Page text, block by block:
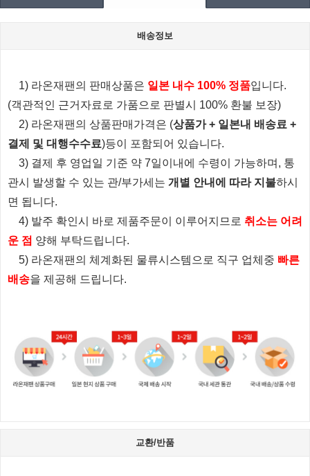
배송정보
1) 라온재팬의 판매상품은 일본 내수 100% 정품입니다.
(객관적인 근거자료로 가품으로 판별시 100% 환불 보장)
2) 라온재팬의 상품판매가격은 (상품가 + 일본내 배송료 +
결제 및 대행수수료)등이 포함되어 있습니다.
3) 결제 후 영업일 기준 약 7일이내에 수령이 가능하며, 통
관시 발생할 수 있는 관/부가세는 개별 안내에 따라 지불하시
면 됩니다.
4) 발주 확인시 바로 제품주문이 이루어지므로 취소는 어려
운 점 양해 부탁드립니다.
5) 라온재팬의 체계화된 물류시스템으로 직구 업체중 빠른
배송을 제공해 드립니다.
교환/반품